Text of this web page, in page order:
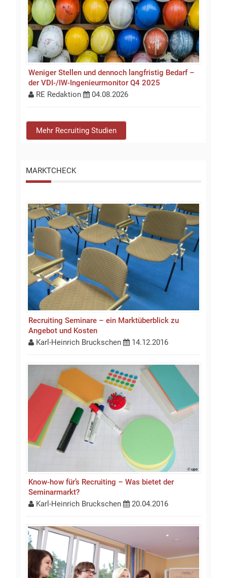
Weniger Stellen und dennoch langfristig Bedarf –
der VDI-/IW-Ingenieurmonitor Q4 2025
RE Redaktion
04.08.2026
Mehr Recruiting Studien
MARKTCHECK
Recruiting Seminare – ein Marktüberblick zu
Angebot und Kosten
Karl-Heinrich Bruckschen
14.12.2016
Know-how für’s Recruiting – Was bietet der
Seminarmarkt?
Karl-Heinrich Bruckschen
20.04.2016